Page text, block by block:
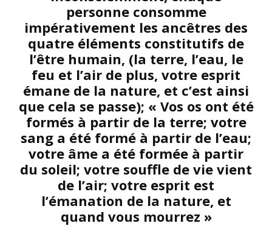
personne consomme
impérativement les ancêtres des
quatre éléments constitutifs de
l’être humain, (la terre, l’eau, le
feu et l’air de plus, votre esprit
émane de la nature, et c’est ainsi
que cela se passe); « Vos os ont été
formés à partir de la terre; votre
sang a été formé à partir de l’eau;
votre âme a été formée à partir
du soleil; votre souffle de vie vient
de l’air; votre esprit est
l’émanation de la nature, et
quand vous mourrez »